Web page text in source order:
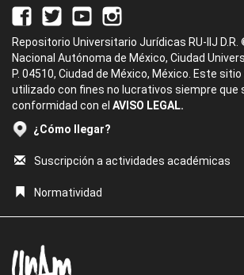
Repositorio Universitario Jurídicas RU-IIJ D.R.
Nacional Autónoma de México, Ciudad
P. 04510, Ciudad de México, México. Este
utilizado con fines no lucrativos siempre que
conformidad con el AVISO LEGAL.
¿Cómo llegar?
Suscripción a actividades académicas
Normatividad